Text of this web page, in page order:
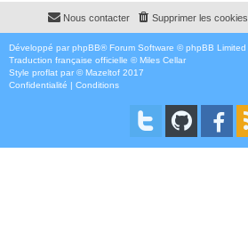
Supprimer les cookies
Nous contacter
Développé par phpBB® Forum Software © phpBB Limited
Traduction française officielle ©Miles Cellar
Style proflat par ©Mazeltof 2017
Confidentialité | Conditions